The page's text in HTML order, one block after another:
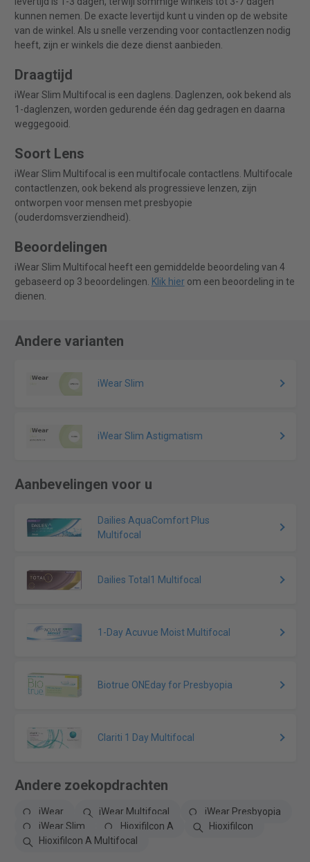
kunnen nemen. De exacte levertijd kunt u vinden op de website
van de winkel. Als u snelle verzending voor contactlenzen nodig
heeft, zijn er winkels die deze dienst aanbieden.
Draagtijd
iWear Slim Multifocal is een daglens. Daglenzen, ook bekend als
1-daglenzen, worden gedurende één dag gedragen en daarna
weggegooid.
Soort Lens
iWear Slim Multifocal is een multifocale contactlens. Multifocale
contactlenzen, ook bekend als progressieve lenzen, zijn
ontworpen voor mensen met presbyopie
(ouderdomsverziendheid).
Beoordelingen
iWear Slim Multifocal heeft een gemiddelde beoordeling van 4
gebaseerd op 3 beoordelingen. Klik hierom een beoordeling in te
dienen.
Andere varianten
iWear Slim
iWear Slim Astigmatism
Aanbevelingen voor u
Dailies AquaComfort Plus
Multifocal
Dailies Total1 Multifocal
1-Day Acuvue Moist Multifocal
Biotrue ONEday for Presbyopia
Clariti 1 Day Multifocal
Andere zoekopdrachten
iWear iWear Multifocal
iWear Presbyopia
iWear Slim
Hioxifilcon A
Hioxifilcon
Hioxifilcon A Multifocal